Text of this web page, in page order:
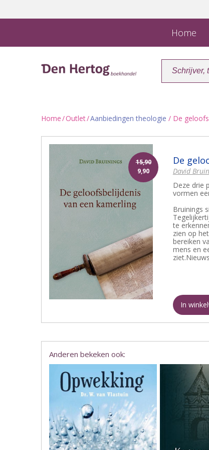
Home
Home/Outlet/Aanbiedingen theologie / De
15,90
9,90
De
David
Deze drie
vormen
Bruinings
te
zien op
bereiken
mens en
In
Anderen bekeken ook: